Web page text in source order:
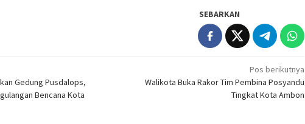
SEBARKAN
Gedung Pusdalops,
Bencana Kota
Pos berikutnya
Walikota Buka Rakor Tim Pembina Posyandu
Tingkat Kota Ambon